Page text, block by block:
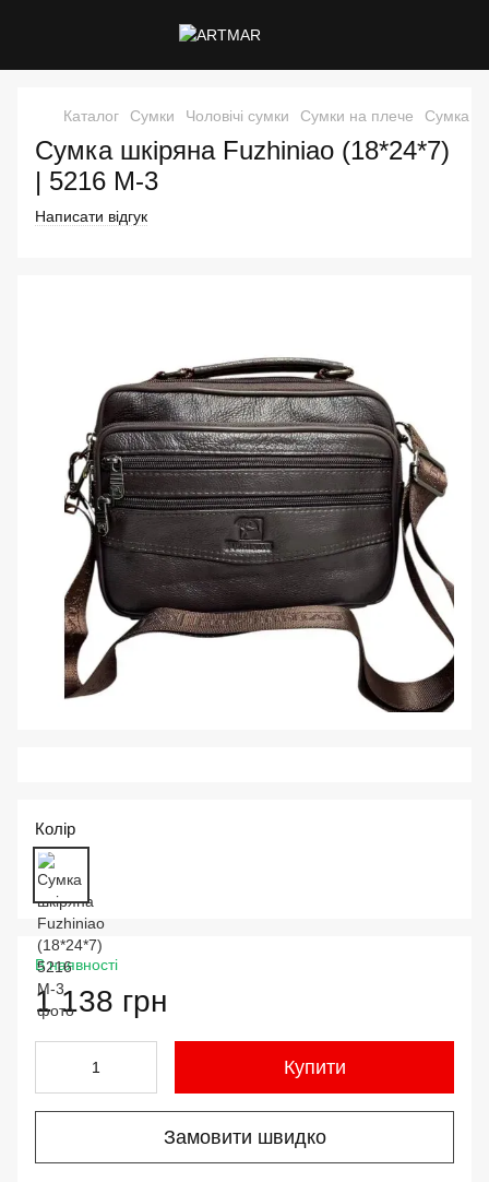
Каталог Сумки Чоловічі сумки Сумки на плече Сумка
Сумка шкіряна Fuzhiniao (18*24*7)
| 5216 M-3
Написати відгук
Колір
В наявності
1 138 грн
Купити
Замовити швидко